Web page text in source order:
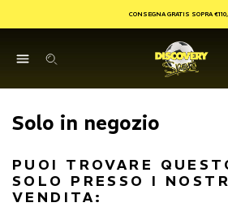
CONSEGNA GRATIS SOPRA
Solo in negozio
PUOI TROVARE
SOLO PRESSO I
VENDITA: